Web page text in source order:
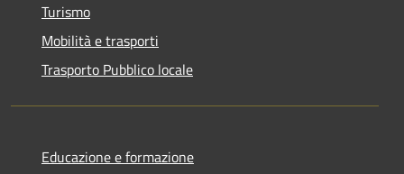
Turismo
Mobilità e trasporti
Trasporto Pubblico locale
Educazione e formazione